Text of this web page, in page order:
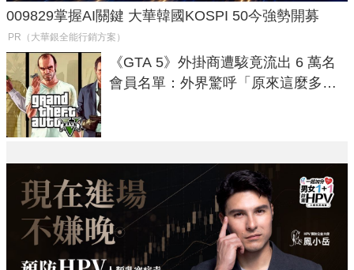
009829掌握AI關鍵 大華韓國KOSPI 50今強勢開募
PR（大華銀全能行銷方案）
《GTA 5》外掛商遭駭竟流出 6 萬名
會員名單：外界驚呼「原來這麼多人